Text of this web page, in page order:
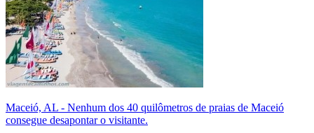
Maceió, AL - Nenhum dos 40 quilômetros de praias de Maceió
consegue desapontar o visitante.